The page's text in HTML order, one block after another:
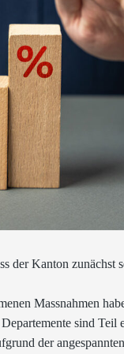
der Kanton zunächst
Massnahmen
sind Teil
der